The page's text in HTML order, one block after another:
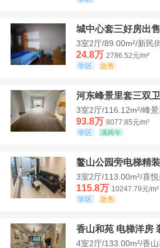
城中心套三好房出售
3室2厅/89.00m²/新民
24.8万 2786.52元/m²
学区
急售
河东峰景里套三双
3室2厅/116.12m²/峰
93.8万 8077.85元/m²
学区
满两年
鳌山公园旁电梯精
3室2厅/113.00m²/喜
115.8万 10247.79元/m²
学区
急售
香山和苑 电梯洋房
4室2厅/133.00m²/香